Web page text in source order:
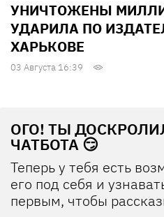
УНИЧТОЖЕНЫ
УДАРИЛА ПО
ХАРЬКОВЕ
03 Августа 16:39
ОГО! ТЫ
ЧАТБОТА 😏
Теперь у тебя есть
его под себя и
первым, чтобы